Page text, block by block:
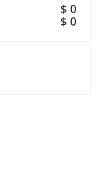
$ 0
$ 0